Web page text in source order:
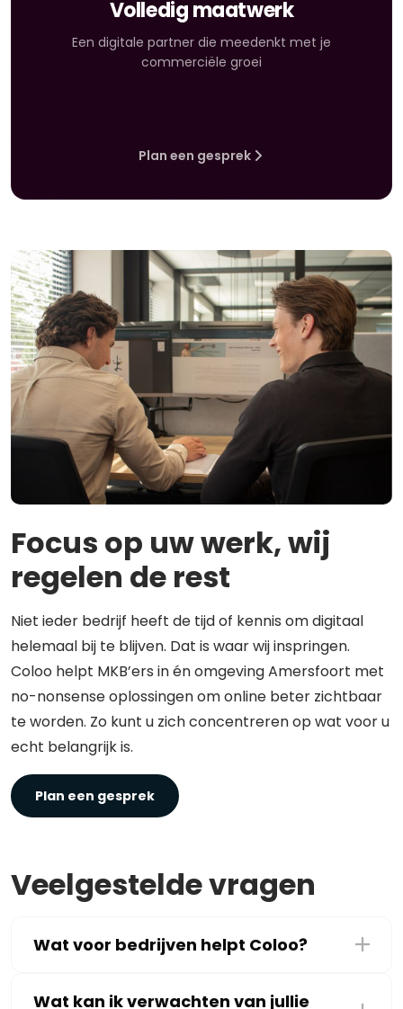
Volledig maatwerk
Een digitale partner die meedenkt met je
commerciële groei
Plan een gesprek
Focus op uw werk, wij
regelen de rest
Niet ieder bedrijf heeft de tijd of kennis om digitaal
helemaal bij te blijven. Dat is waar wij inspringen.
Coloo helpt MKB’ers in én omgeving Amersfoort met
no-nonsense oplossingen om online beter zichtbaar
te worden. Zo kunt u zich concentreren op wat voor u
echt belangrijk is.
Plan een gesprek
Veelgestelde vragen
Wat voor bedrijven helpt Coloo?
Wat kan ik verwachten van jullie